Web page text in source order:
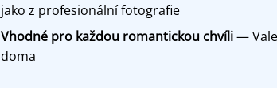
jako z profesionální fotografie
Vhodné pro každou romantickou chvíli—
doma